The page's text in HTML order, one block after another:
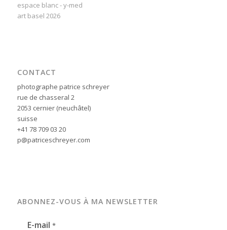
espace blanc - y-med
art basel 2026
CONTACT
photographe patrice schreyer
rue de chasseral 2
2053 cernier (neuchâtel)
suisse
+41 78 709 03 20
p@patriceschreyer.com
ABONNEZ-VOUS À MA NEWSLETTER
E-mail *